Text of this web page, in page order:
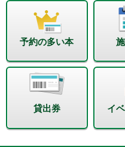
予約の多い本
貸出券 イ